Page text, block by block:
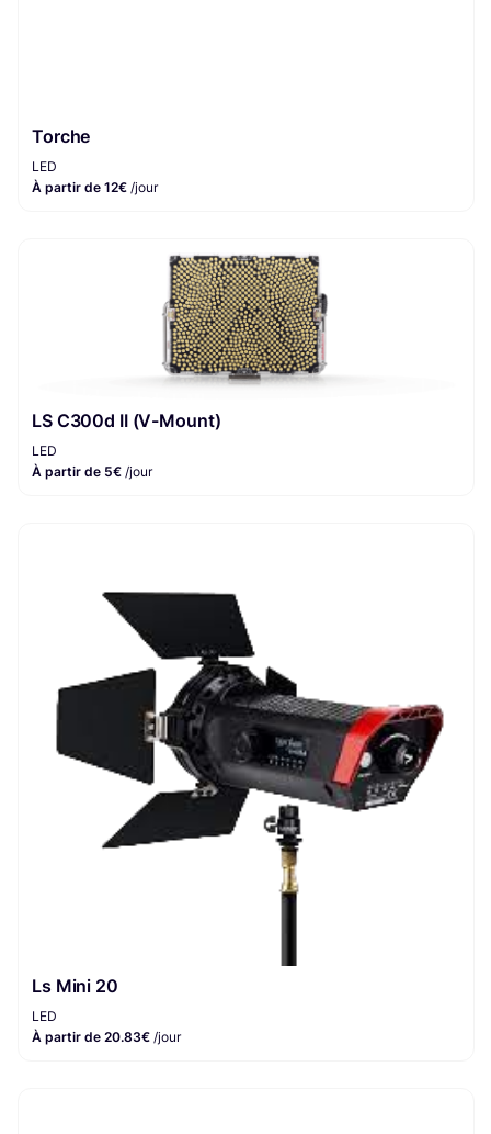
Torche
LED
À partir de 12€ /jour
LS C300d II (V-Mount)
LED
À partir de 5€ /jour
Ls Mini 20
LED
À partir de 20.83€ /jour